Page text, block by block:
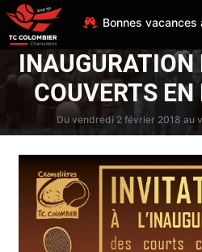
Bonnes vacances
INAUGURATION
COUVERTS
Du vendredi 2 février 2018 au